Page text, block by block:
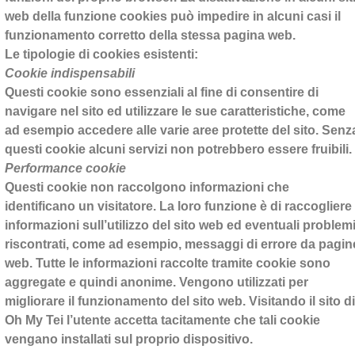
web della funzione cookies può impedire in alcuni casi il
funzionamento corretto della stessa pagina web.
Le tipologie di cookies esistenti:
Cookie indispensabili
Questi cookie sono essenziali al fine di consentire di
navigare nel sito ed utilizzare le sue caratteristiche, come
ad esempio accedere alle varie aree protette del sito.
questi cookie alcuni servizi non potrebbero essere fruibili.
Performance cookie
Questi cookie non raccolgono informazioni che
identificano un visitatore. La loro funzione è di raccogliere
informazioni sull’utilizzo del sito web ed eventuali problemi
riscontrati, come ad esempio, messaggi di errore da
web. Tutte le informazioni raccolte tramite cookie sono
aggregate e quindi anonime. Vengono utilizzati per
migliorare il funzionamento del sito web. Visitando il sito di
Oh My Tei l’utente accetta tacitamente che tali cookie
vengano installati sul proprio dispositivo.